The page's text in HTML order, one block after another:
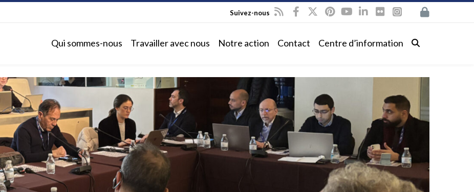
Suivez-nous
Qui sommes-nous Travailler avec nous Notre action Contact Centre d’information